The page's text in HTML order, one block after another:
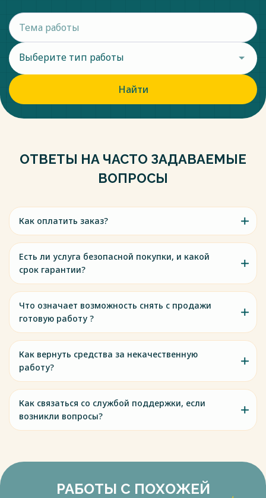
Выберите тип работы
Найти
ОТВЕТЫ НА ЧАСТО ЗАДАВАЕМЫЕ
ВОПРОСЫ
Как оплатить заказ?
Есть ли услуга безопасной покупки, и какой
срок гарантии?
Что означает возможность снять с продажи
готовую работу ?
Как вернуть средства за некачественную
работу?
Как связаться со службой поддержки, если
возникли вопросы?
РАБОТЫ С ПОХОЖЕЙ